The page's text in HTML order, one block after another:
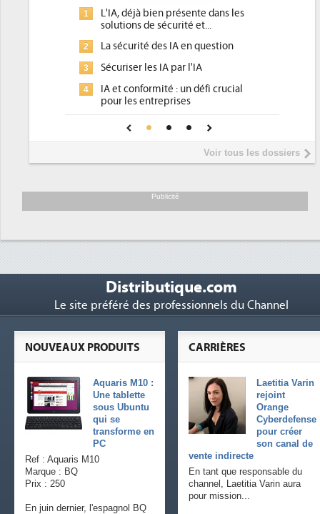
1
Qu'est-ce que la DEE (directive
d'efficacité énergétique) ?
2
DEE, une pression administrative
place pour répondre à...
Phocea DC dans les cordes pour la
DEE
Interview de Fabrice Coquio,
président de Digital Realty...
soutient les...
Voir tous les dossiers
Publicité
Distributique.com
Le site préféré des professionnels du Channel
CARRIÈRES
Laetitia Varin
rejoint
Orange
Cyberdefense
pour créer
son canal de
vente indirecte
En tant que responsable du
channel, Laetitia Varin aura
pour mission...
NOUVEAUX PRODUITS
Aquaris M10 :
Une tablette
sous Ubuntu
qui se
transforme en
PC
Ref : Aquaris M10
Marque : BQ
Prix : 250
En juin dernier, l'espagnol BQ